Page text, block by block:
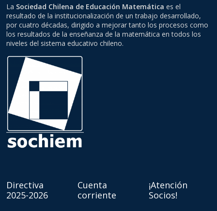
La Sociedad Chilena de Educación Matemática es el
resultado de la institucionalización de un trabajo desarrollado,
por cuatro décadas, dirigido a mejorar tanto los procesos como
los resultados de la enseñanza de la matemática en todos los
niveles del sistema educativo chileno.
Directiva
2025-2026
Cuenta
corriente
¡Atención
Socios!